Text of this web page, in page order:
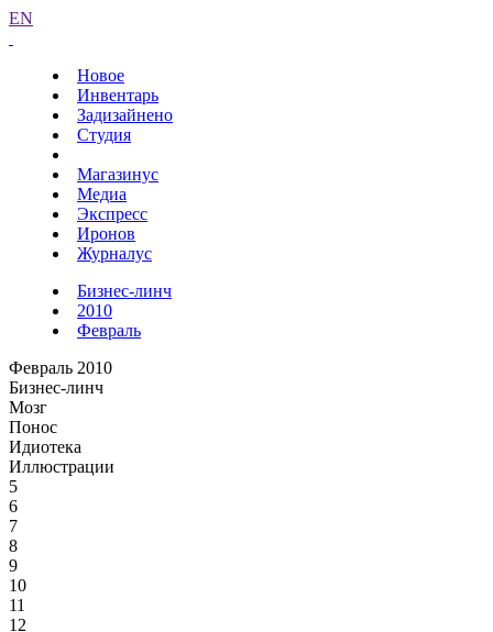
EN
Новое
Инвентарь
Задизайнено
Студия
Магазинус
Медиа
Экспресс
Иронов
Журналус
Бизнес-линч
2010
Февраль
Февраль 2010
Бизнес-линч
Мозг
Понос
Идиотека
Иллюстрации
5
6
7
8
9
10
11
12